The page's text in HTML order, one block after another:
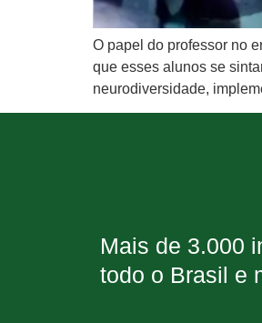
O papel do professor no
que esses alunos se
neurodiversidade,
Mais de 3.000
todo o Brasil e